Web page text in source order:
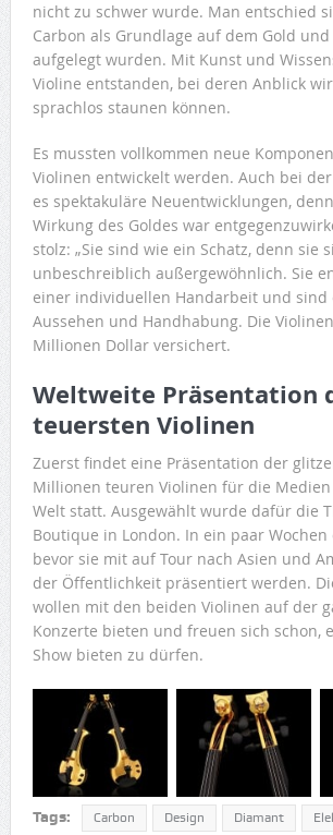
nicht zu schwer wurde. Man entschied
Carbon als Grundlage auf dem Gold
aufgelegt wurden. Mit Kunst und
Violine entstanden, bei deren Anblick
sprachlos staunen können.
Es mussten vollkommen neue
Violinen entwickelt werden. Auch bei
es spektakuläre Neuentwicklungen,
Wirkung des Goldes war
stolz: „Sie sind wie ein Schatz, denn sie
unbeschreiblich außergewöhnlich. Sie
einer individuellen Handarbeit und sind
Aussehen und Handhabung. Die
Millionen Dollar versichert.
Weltweite Präsentation
teuersten Violinen
Zuerst findet eine Präsentation der
Millionen teuren Violinen für die
Welt statt. Ausgewählt wurde dafür die
Boutique in London. In ein paar
bevor sie mit auf Tour nach Asien und
der Öffentlichkeit präsentiert werden.
wollen mit den beiden Violinen auf der
Konzerte bieten und freuen sich schon,
Show bieten zu dürfen.
Tags: Carbon Design Diamant